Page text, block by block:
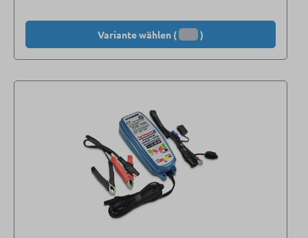
Variante wählen ( )